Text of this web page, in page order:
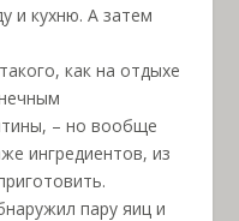
и кухню. А затем
как на отдыхе
– но вообще
ингредиентов, из
пару яиц и